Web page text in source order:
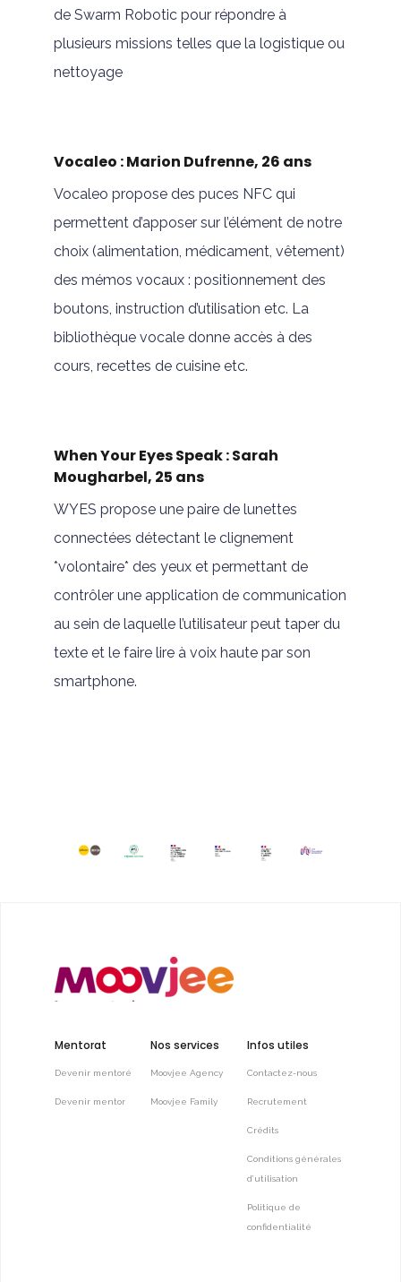
de Swarm Robotic pour répondre à
plusieurs missions telles que la logistique ou
nettoyage
Vocaleo : Marion Dufrenne, 26 ans
Vocaleo propose des puces NFC qui
permettent d’apposer sur l’élément de notre
choix (alimentation, médicament, vêtement)
des mémos vocaux : positionnement des
boutons, instruction d’utilisation etc. La
bibliothèque vocale donne accès à des
cours, recettes de cuisine etc.
When Your Eyes Speak : Sarah
Mougharbel, 25 ans
WYES propose une paire de lunettes
connectées détectant le clignement
*volontaire* des yeux et permettant de
contrôler une application de communication
au sein de laquelle l’utilisateur peut taper du
texte et le faire lire à voix haute par son
smartphone.
Mentorat
Devenir mentoré
Devenir mentor
Nos services
Moovjee Agency
Moovjee Family
Infos utiles
Contactez-nous
Recrutement
Crédits
Conditions générales
d’utilisation
Politique de
confidentialité